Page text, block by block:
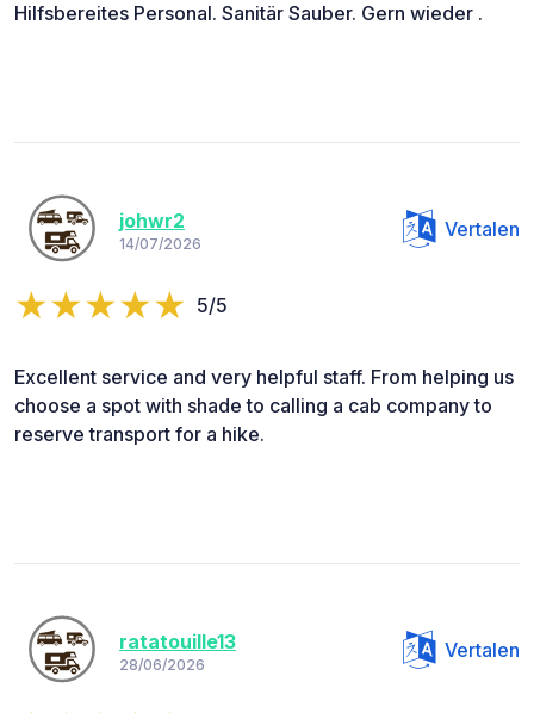
Hilfsbereites Personal. Sanitär Sauber. Gern wieder .
johwr2
14/07/2026
Vertalen
5/5
Excellent service and very helpful staff. From helping us
choose a spot with shade to calling a cab company to
reserve transport for a hike.
ratatouille13
28/06/2026
Vertalen